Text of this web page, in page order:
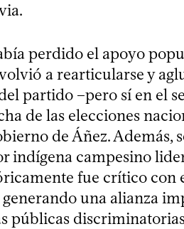
perdido el apoyo
a rearticularse y
partido –pero sí en el
de las elecciones
de Áñez. Además,
indígena campesino
fue crítico con
generando una alianza
públicas